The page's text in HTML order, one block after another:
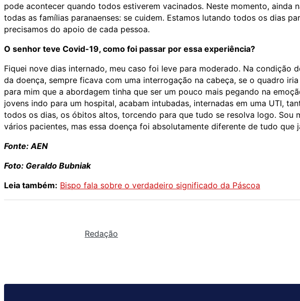
pode acontecer quando todos estiverem vacinados. Neste momento, ainda
todas as famílias paranaenses: se cuidem. Estamos lutando todos os dias
precisamos do apoio de cada pessoa.
O senhor teve Covid-19, como foi passar por essa experiência?
Fiquei nove dias internado, meu caso foi leve para moderado. Na condição
da doença, sempre ficava com uma interrogação na cabeça, se o quadro
para mim que a abordagem tinha que ser um pouco mais pegando na
jovens indo para um hospital, acabam intubadas, internadas em uma UTI,
todos os dias, os óbitos altos, torcendo para que tudo se resolva logo. Sou
vários pacientes, mas essa doença foi absolutamente diferente de tudo que
Fonte: AEN
Foto: Geraldo Bubniak
Leia também: Bispo fala sobre o verdadeiro significado da Páscoa
Redação